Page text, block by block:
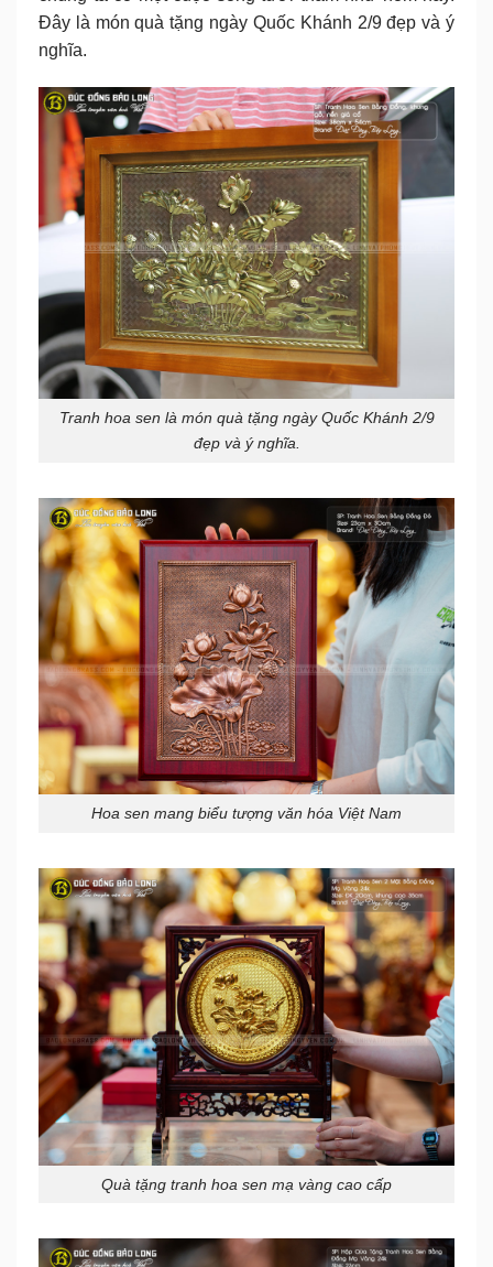
Đây là món quà tặng ngày Quốc Khánh 2/9 đẹp và ý
nghĩa.
Tranh hoa sen là món quà tặng ngày Quốc Khánh 2/9
đẹp và ý nghĩa.
Hoa sen mang biểu tượng văn hóa Việt Nam
Quà tặng tranh hoa sen mạ vàng cao cấp